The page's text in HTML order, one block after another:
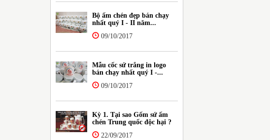
Bộ ấm chén đẹp bán chạy
nhất quý I - II năm...
09/10/2017
Mẫu cốc sứ trắng in logo
bán chạy nhất quý I -...
09/10/2017
Kỳ 1. Tại sao Gốm sứ ấm
chén Trung quốc độc hại ?
22/09/2017